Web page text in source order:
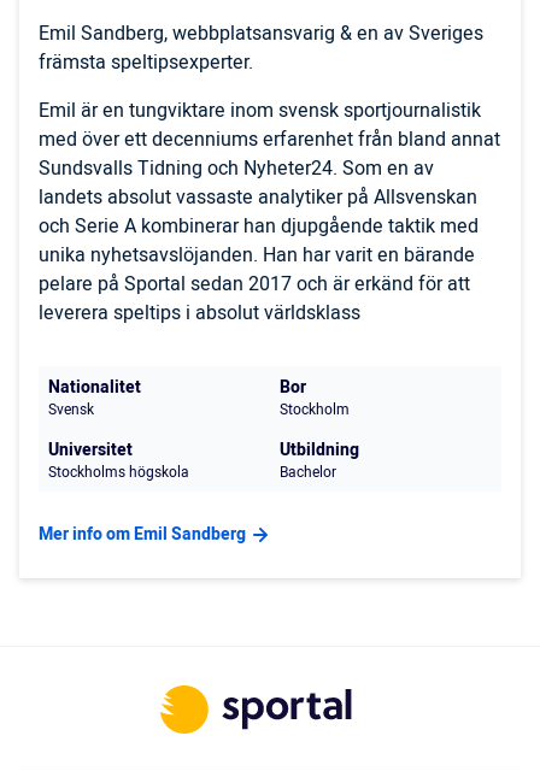
Emil Sandberg, webbplatsansvarig & en av Sveriges
främsta speltipsexperter.
Emil är en tungviktare inom svensk sportjournalistik
med över ett decenniums erfarenhet från bland annat
Sundsvalls Tidning och Nyheter24. Som en av
landets absolut vassaste analytiker på Allsvenskan
och Serie A kombinerar han djupgående taktik med
unika nyhetsavslöjanden. Han har varit en bärande
pelare på Sportal sedan 2017 och är erkänd för att
leverera speltips i absolut världsklass
Nationalitet
Svensk
Bor
Stockholm
Universitet
Stockholms högskola
Utbildning
Bachelor
Mer info om Emil Sandberg